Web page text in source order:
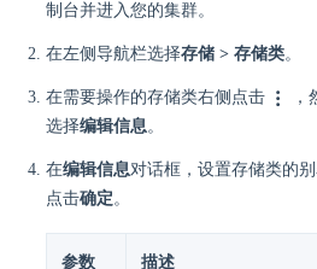
制台并进入您的集群。
在左侧导航栏选择存储 > 存储类。
在需要操作的存储类右侧点击
选择编辑信息。
在编辑信息对话框，设置存储类的
点击确定。
参数 描述